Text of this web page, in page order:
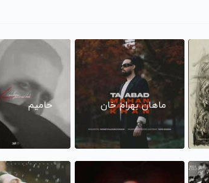
ماهان بهرام خان حامیم